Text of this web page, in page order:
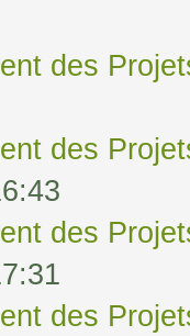
des
des
des
des